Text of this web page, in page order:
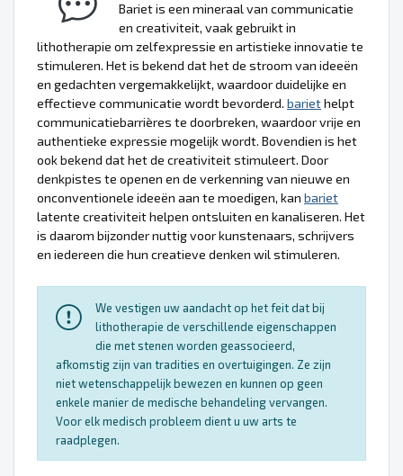
Bariet is een mineraal van communicatie
en creativiteit, vaak gebruikt in
lithotherapie om zelfexpressie en artistieke innovatie te
stimuleren. Het is bekend dat het de stroom van ideeën
en gedachten vergemakkelijkt, waardoor duidelijke en
effectieve communicatie wordt bevorderd. bariethelpt
communicatiebarrières te doorbreken, waardoor vrije en
authentieke expressie mogelijk wordt. Bovendien is het
ook bekend dat het de creativiteit stimuleert. Door
denkpistes te openen en de verkenning van nieuwe en
onconventionele ideeën aan te moedigen, kan bariet
latente creativiteit helpen ontsluiten en kanaliseren. Het
is daarom bijzonder nuttig voor kunstenaars, schrijvers
en iedereen die hun creatieve denken wil stimuleren.
We vestigen uw aandacht op het feit dat bij
lithotherapie de verschillende eigenschappen
die met stenen worden geassocieerd,
afkomstig zijn van tradities en overtuigingen. Ze zijn
niet wetenschappelijk bewezen en kunnen op geen
enkele manier de medische behandeling vervangen.
Voor elk medisch probleem dient u uw arts te
raadplegen.